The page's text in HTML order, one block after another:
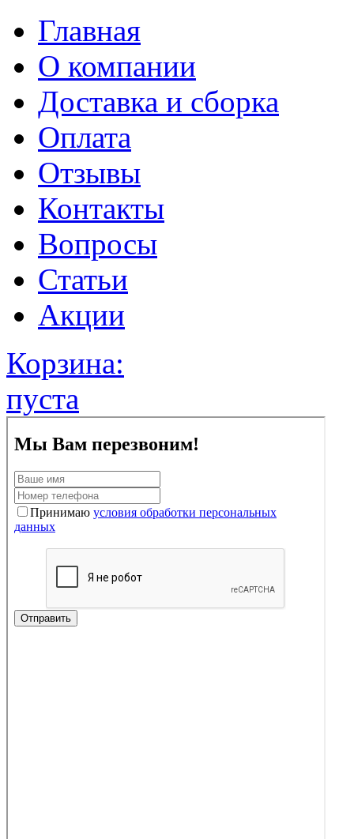
Главная
О компании
Доставка и сборка
Оплата
Отзывы
Контакты
Вопросы
Статьи
Акции
Корзина:
пуста